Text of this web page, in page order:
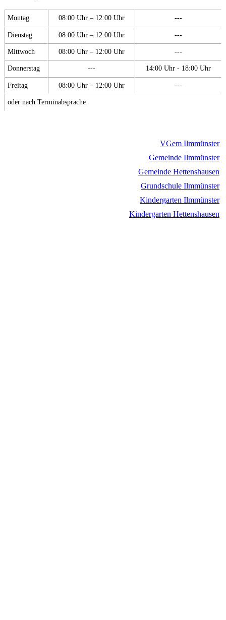
Montag 08:00 Uhr – 12:00 Uhr ---
Dienstag 08:00 Uhr – 12:00 Uhr ---
Mittwoch 08:00 Uhr – 12:00 Uhr ---
Donnerstag --- 14:00 Uhr - 18:00 Uhr
Freitag 08:00 Uhr – 12:00 Uhr ---
oder nach Terminabsprache
VGem Ilmmünster
Gemeinde Ilmmünster
Gemeinde Hettenshausen
Grundschule Ilmmünster
Kindergarten Ilmmünster
Kindergarten Hettenshausen